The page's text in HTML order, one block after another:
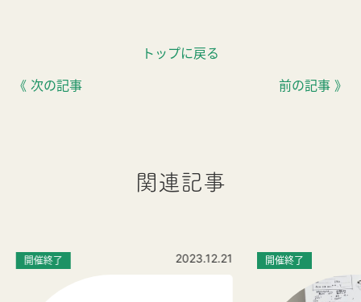
《 次の記事
トップに戻る
前の記事 》
関連記事
開催終了 2023.12.21 開催終了